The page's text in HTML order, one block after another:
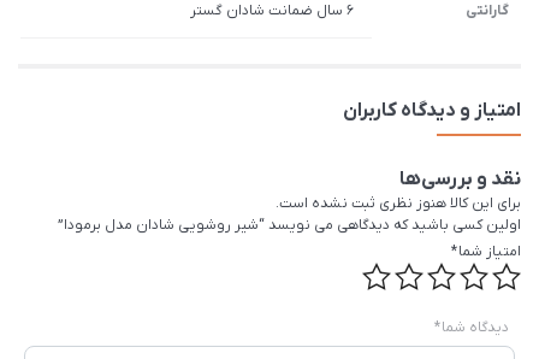
گارانتی 6 سال ضمانت شادان گستر
امتیاز و دیدگاه کاربران
نقد و بررسی‌ها
برای این کالا هنوز نظری ثبت نشده است.
اولین کسی باشید که دیدگاهی می نویسد “شیر روشویی شادان مدل برمودا”
امتیاز شما*
دیدگاه شما*